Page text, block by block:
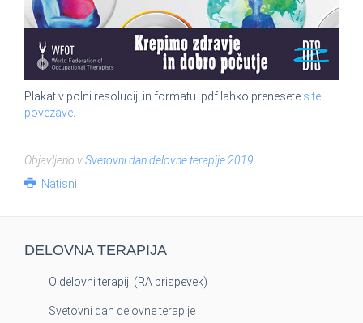
Plakat v polni resoluciji in formatu .pdf lahko prenesete s te
povezave.
Objavljeno vSvetovni dan delovne terapije 2019
Natisni
DELOVNA TERAPIJA
O delovni terapiji (RA prispevek)
Svetovni dan delovne terapije